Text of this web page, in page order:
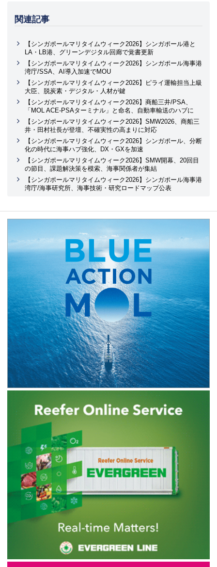
関連記事
【シンガポールマリタイムウィーク2026】シンガポール港と
LA・LB港、グリーンデジタル回廊で覚書更新
【シンガポールマリタイムウィーク2026】シンガポール海事港
湾庁/SSA、AI導入加速でMOU
【シンガポールマリタイムウィーク2026】ピライ運輸担当上級
大臣、脱炭素・デジタル・人材が鍵
【シンガポールマリタイムウィーク2026】商船三井/PSA、
「MOL ACE-PSAターミナル」と命名、自動車輸送のハブに
【シンガポールマリタイムウィーク2026】SMW2026、商船三
井・田村社長が登壇、不確実性の高まりに対応
【シンガポールマリタイムウィーク2026】シンガポール、分断
化の時代に海事ハブ強化、DX・GXを加速
【シンガポールマリタイムウィーク2026】SMW開幕、20回目
の節目、課題解決策を模索、海事関係者が集結
【シンガポールマリタイムウィーク2026】シンガポール海事港
湾庁/海事研究所、海事技術・研究ロードマップ公表